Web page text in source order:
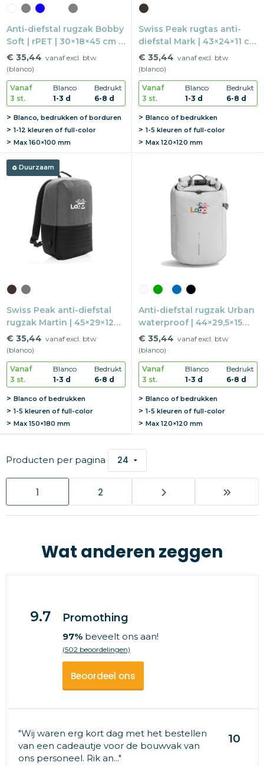
Anti-diefstal rugzak Bobby
Soft | rPET | 30×18×45 cm |
15" laptopvak
€ 35,44 vanaf excl. btw
(blanco)
Vanaf
3 st.
Blanco
1-3 d
Bedrukt
6-8 d
Blanco, bedrukken of borduren
1-12 kleuren of full-color
Max 160×100 mm
Swiss Peak rugtas anti-
diefstal Mark | 43×24×11 cm
| USB-poort | 15,6"
laptopvak
€ 35,44 vanaf excl. btw
(blanco)
Vanaf
3 st.
Blanco
1-3 d
Bedrukt
6-8 d
Blanco of bedrukken
1-5 kleuren of full-color
Max 120×120 mm
Duurzaam
Swiss Peak anti-diefstal
rugzak Martin | 45×29×12
cm | USB-poort | RFID
blokker
€ 35,44 vanaf excl. btw
(blanco)
Vanaf
3 st.
Blanco
1-3 d
Bedrukt
6-8 d
Blanco of bedrukken
1-5 kleuren of full-color
Max 150×180 mm
Anti-diefstal rugzak Urban
waterproof | 44×29,5×15
cm | rPET | 16" laptopvak
€ 35,44 vanaf excl. btw
(blanco)
Vanaf
3 st.
Blanco
1-3 d
Bedrukt
6-8 d
Blanco of bedrukken
1-5 kleuren of full-color
Max 120×120 mm
Producten per pagina
1 2
Wat anderen zeggen
9.7 Promothing
97%beveelt ons aan!
(502 beoordelingen)
Beoordeel ons
"Wij waren erg kort dag met het bestellen
van een cadeautje voor de bouwvak van
ons personeel. Rik an..."
10